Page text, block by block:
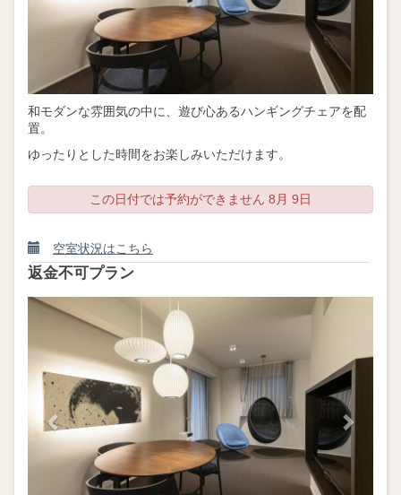
和モダンな雰囲気の中に、遊び心あるハンギングチェアを配
置。
ゆったりとした時間をお楽しみいただけます。
この日付では予約ができません 8月 9日
空室状況はこちら
返金不可プラン
Previous